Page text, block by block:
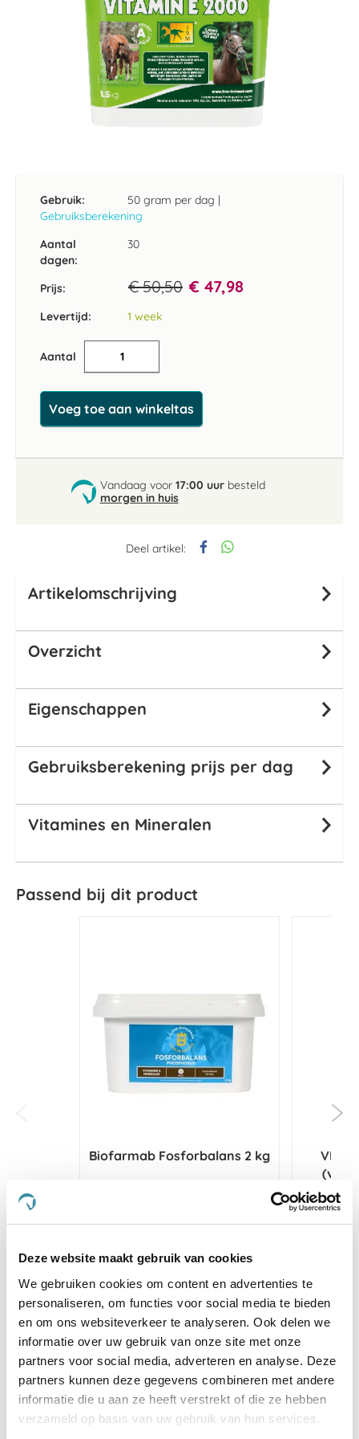
Deze website maakt gebruik van cookies
We gebruiken cookies om content en advertenties te
personaliseren, om functies voor social media te bieden
en om ons websiteverkeer te analyseren. Ook delen we
informatie over uw gebruik van onze site met onze
partners voor social media, adverteren en analyse. Deze
partners kunnen deze gegevens combineren met andere
informatie die u aan ze heeft verstrekt of die ze hebben
verzameld op basis van uw gebruik van hun services.
Deel artikel:
Gebruik: 50 gram per dag |
Gebruiksberekening
Aantal
dagen:
30
Prijs: € 50,50 € 47,98
Levertijd: 1 week
Aantal
Voeg toe aan winkeltas
Vandaag voor 17:00 uurbesteld
morgen in huis
begin
afbeeldingen-
Artikelomschrijving
Overzicht
Eigenschappen
Gebruiksberekening prijs per dag
Vitamines en Mineralen
Passend bij dit product
Biofarmab Fosforbalans 2 kg
Voeg toe aan winkeltas
Anderen kochten ook